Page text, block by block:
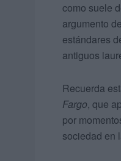
como suele
argumento de
estándares
antiguos
Recuerda
Fargo, que
por
sociedad en